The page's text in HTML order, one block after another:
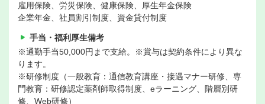
雇用保険、労災保険、健康保険、厚生年金保険
企業年金、社員割引制度、資金貸付制度
手当・福利厚生備考
※通勤手当50,000円まで支給。※賞与は契約条件により異な
ります。
※研修制度（一般教育：通信教育講座・接遇マナー研修、専
門教育：研修認定薬剤師取得制度、eラーニング、階層別研
修、Web研修）